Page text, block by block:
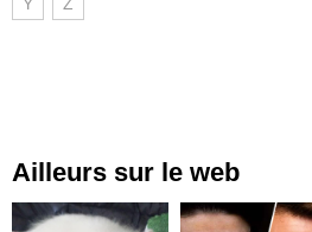
Y Z
Ailleurs sur le web